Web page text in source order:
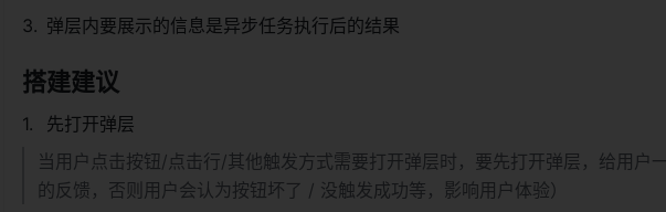
弹层内要展示的信息是异步任务执行后的结果
搭建建议
先打开弹层
当用户点击按钮/点击行/其他触发方式需要打开弹层时，要先打开弹层，给用户
的反馈，否则用户会认为按钮坏了 / 没触发成功等，影响用户体验）